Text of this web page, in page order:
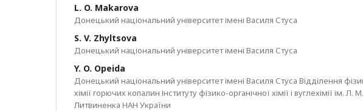
L. O. Makarova
Донецький національний університет імені Василя Стуса
S. V. Zhyltsova
Донецький національний університет імені Василя Стуса
Y. O. Opeida
Донецький національний університет імені Василя Стуса Відділення
хімії горючих копалин Інституту фізико-органічної хімії і вуглехімії ім. Л. М.
Литвиненка НАН України